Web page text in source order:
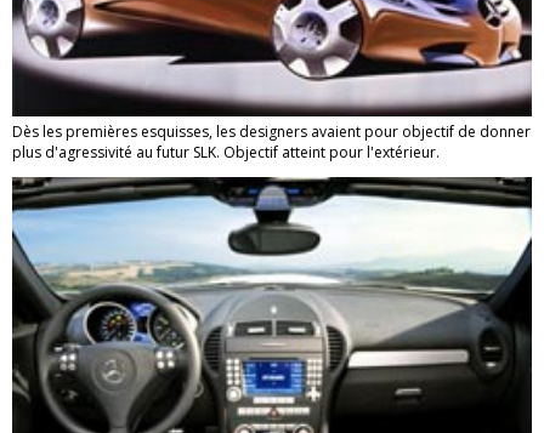
Dès les premières esquisses, les designers avaient pour objectif de donner
plus d'agressivité au futur SLK. Objectif atteint pour l'extérieur.